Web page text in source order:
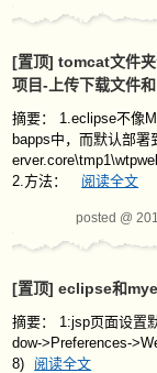
[置顶] tomcat文件
项目-上传下载文件
摘要： 1.eclipse不像
bapps中，而默认部
2.方法：
阅读全文
posted @
[置顶] eclipse和
摘要： 1:jsp页面设置
dow->Preferences-
8)
阅读全文